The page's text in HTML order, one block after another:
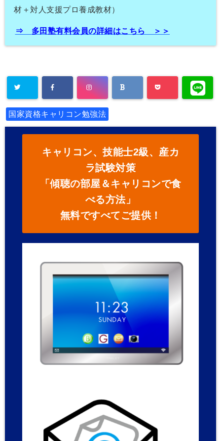
材＋ 対人支援プロ養成教材）
⇒ 多田塾有料会員の詳細はこちら ＞＞
国家資格キャリコン勉強法
キャリコン、技能士2級、産カ
ラ試験対策
「傾聴の部屋＆キャリコンで食
べる方法」
無料ですべてご提供！